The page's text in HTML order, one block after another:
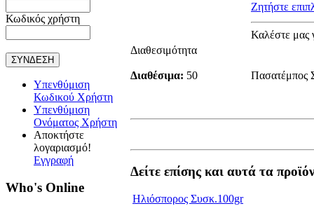
Κωδικός χρήστη
Υπενθύμιση
Κωδικού Χρήστη
Υπενθύμιση
Ονόματος Χρήστη
Αποκτήστε
λογαριασμό!
Εγγραφή
Who's Online
Ζητήστε
Καλέστε μας
Διαθεσιμότητα
Διαθέσιμα: 50 Πασατέμπος
Δείτε επίσης και αυτά τα
Ηλιόσπορος Συσκ.100gr